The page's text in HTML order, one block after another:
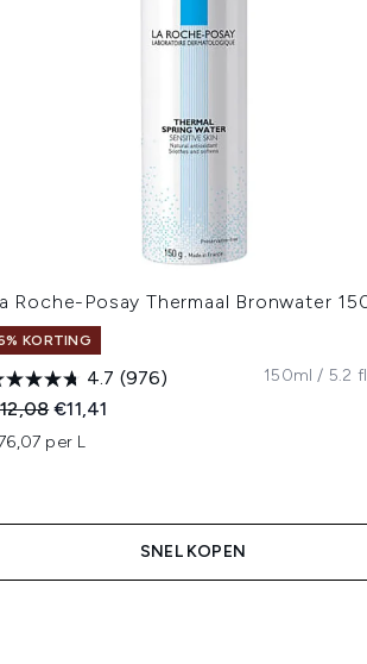
Roche-Posay Thermaal Bronwater
KORTING
4.7 (976)
Retail Price:
Huidige prijs:
€11,41
per L
150ml / 5.2
SNEL KOPEN